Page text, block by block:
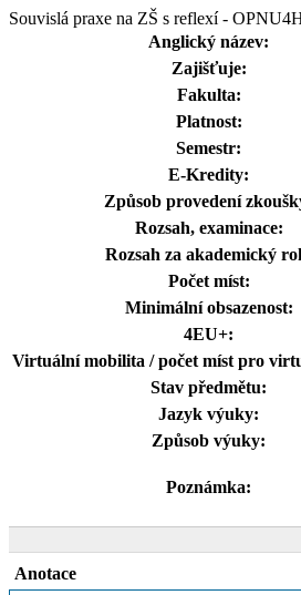
Souvislá praxe na ZŠ s reflexí -
Anglický název:
Zajišťuje:
Fakulta:
Platnost:
Semestr:
E-Kredity:
Způsob provedení
Rozsah, examinace:
Rozsah za akademický
Počet míst:
Minimální obsazenost:
4EU+:
Virtuální mobilita / počet míst pro
Stav předmětu:
Jazyk výuky:
Způsob výuky:
Poznámka:
Anotace